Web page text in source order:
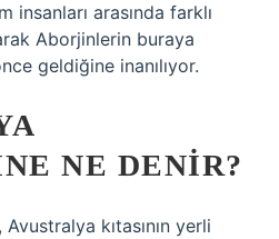
arasında farklı
Aborjinlerin buraya
geldiğine inanılıyor.
NE DENIR?
kıtasının yerli